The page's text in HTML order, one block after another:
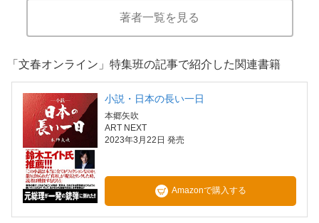
著者一覧を見る
「文春オンライン」特集班の記事で紹介した関連書籍
小説・日本の長い一日
本郷矢吹
ART NEXT
2023年3月22日 発売
Amazonで購入する